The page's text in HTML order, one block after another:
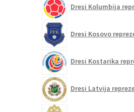
Dresi Kolumbija
Dresi Kosovo
Dresi Kostarika
Dresi Latvija